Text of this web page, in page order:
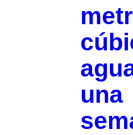
una